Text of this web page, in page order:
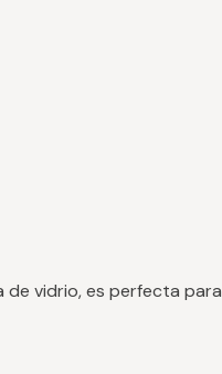
de vidrio, es perfecta para